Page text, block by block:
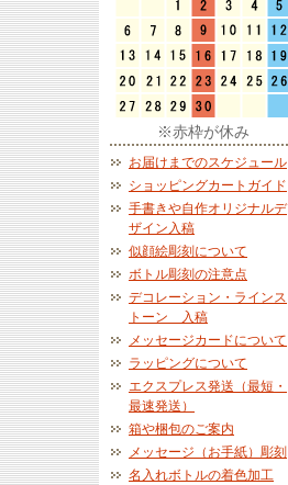
※赤枠が休み
お届けまでのスケジュール
ショッピングカートガイド
手書きや自作オリジナルデ
ザイン入稿
似顔絵彫刻について
ボトル彫刻の注意点
デコレーション・ラインス
トーン 入稿
メッセージカードについて
ラッピングについて
エクスプレス発送（最短・
最速発送）
箱や梱包のご案内
メッセージ（お手紙）彫刻
名入れボトルの着色加工